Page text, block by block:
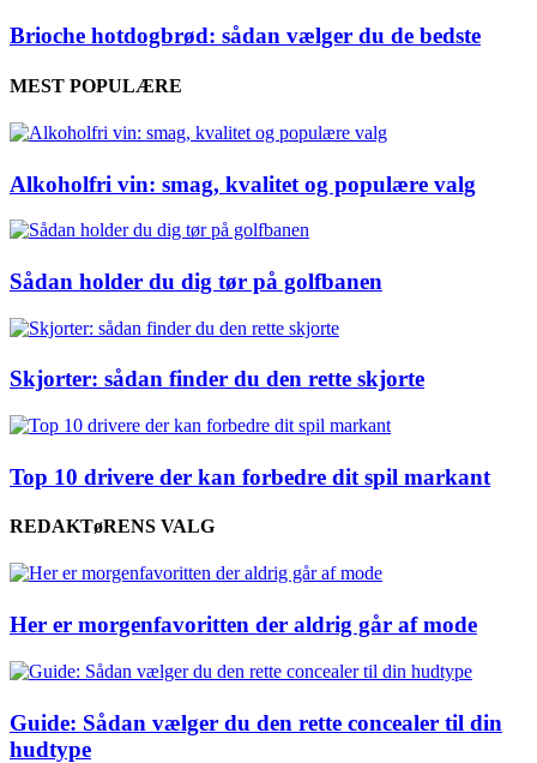
Brioche hotdogbrød: sådan vælger du de bedste
MEST POPULÆRE
Alkoholfri vin: smag, kvalitet og populære valg
Sådan holder du dig tør på golfbanen
Skjorter: sådan finder du den rette skjorte
Top 10 drivere der kan forbedre dit spil markant
REDAKTøRENS VALG
Her er morgenfavoritten der aldrig går af mode
Guide: Sådan vælger du den rette concealer til din
hudtype